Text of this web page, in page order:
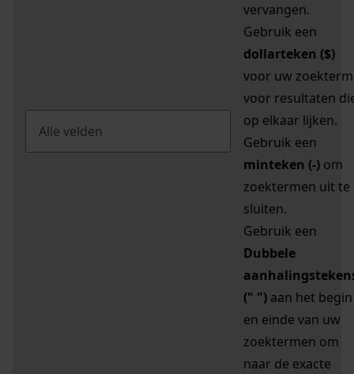
vervangen.
Gebruik een
dollarteken ($)
voor uw zoekterm
voor resultaten
op elkaar lijken.
Gebruik een
minteken (-) om
zoektermen uit te
sluiten.
Gebruik een
Dubbele
(" ") aan het begin
en einde van uw
zoektermen om
naar de exacte